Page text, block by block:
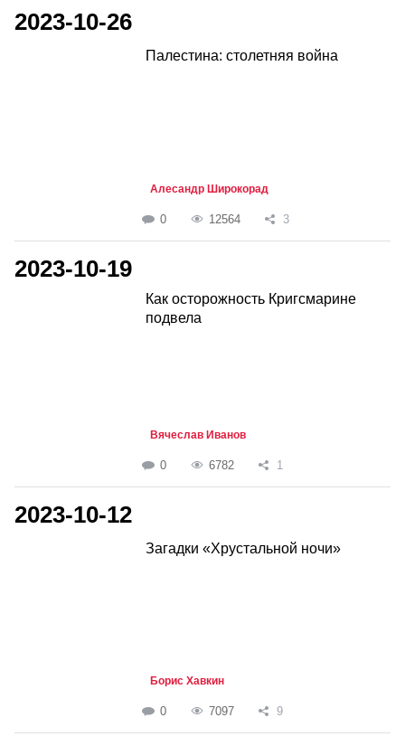
2023-10-26
Палестина: столетняя война
Алесандр Широкорад
0 12564 3
2023-10-19
Как осторожность Кригсмарине
подвела
Вячеслав Иванов
0 6782 1
2023-10-12
Загадки «Хрустальной ночи»
Борис Хавкин
0 7097 9